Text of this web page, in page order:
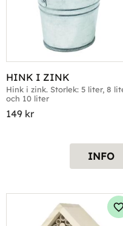
HINK I ZINK
Hink i zink. Storlek: 5 liter, 8
och 10 liter
149 kr
INFO